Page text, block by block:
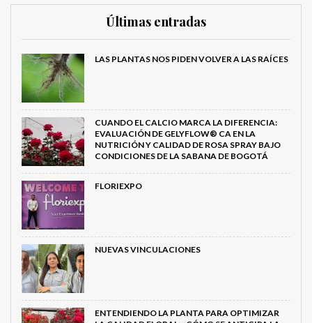
Últimas entradas
LAS PLANTAS NOS PIDEN VOLVER A LAS RAÍCES
CUANDO EL CALCIO MARCA LA DIFERENCIA:
EVALUACIÓN DE GELYFLOW® CA EN LA
NUTRICIÓN Y CALIDAD DE ROSA SPRAY BAJO
CONDICIONES DE LA SABANA DE BOGOTÁ
FLORIEXPO
NUEVAS VINCULACIONES
ENTENDIENDO LA PLANTA PARA OPTIMIZAR